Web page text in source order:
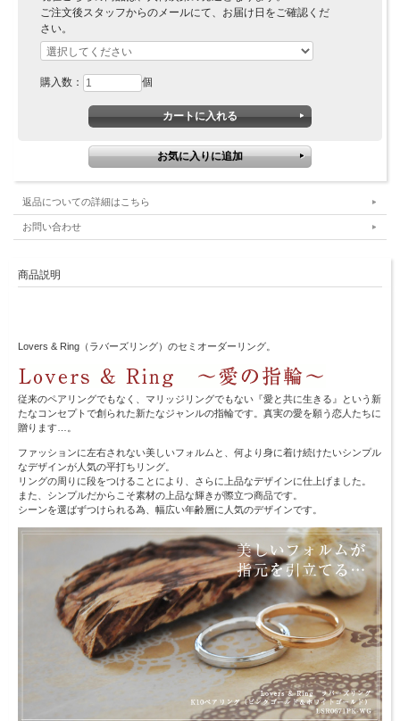
ご注文後スタッフからのメールにて、お届け日をご確認くだ
さい。
購入数： 個
返品についての詳細はこちら
お問い合わせ
商品説明
Lovers & Ring（ラバーズリング）のセミオーダーリング。
従来のペアリングでもなく、マリッジリングでもない『愛と共に生きる』という新
たなコンセプトで創られた新たなジャンルの指輪です。真実の愛を願う恋人たちに
贈ります…。
ファッションに左右されない美しいフォルムと、何より身に着け続けたいシンプル
なデザインが人気の平打ちリング。
リングの周りに段をつけることにより、さらに上品なデザインに仕上げました。
また、シンプルだからこそ素材の上品な輝きが際立つ商品です。
シーンを選ばずつけられる為、幅広い年齢層に人気のデザインです。